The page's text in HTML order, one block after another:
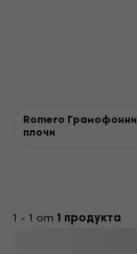
Romero Грамофонни
плочи
1 - 1 от 1 продукта